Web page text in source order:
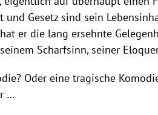
und Gesetz sind sein
er die lang ersehnte
Scharfsinn, seiner
Oder eine tragische
…